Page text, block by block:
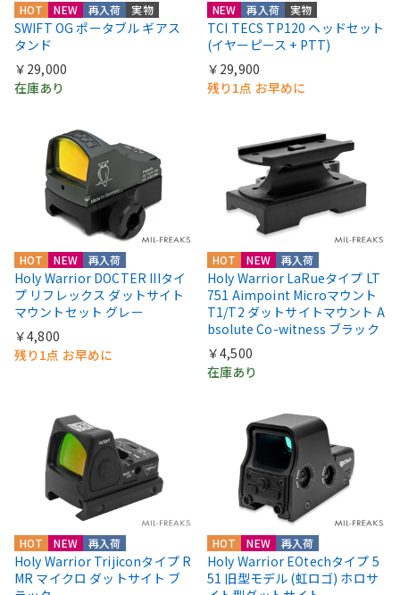
HOT NEW 再入荷 実物
SWIFT OG ポータブル ギアス
タンド
￥29,000
在庫あり
NEW 再入荷 実物
TCI TECS TP120 ヘッドセット
(イヤーピース + PTT)
￥29,900
残り1点 お早めに
HOT NEW 再入荷
Holy Warrior DOCTER IIIタイ
プ リフレックス ダットサイト
マウントセット グレー
￥4,800
残り1点 お早めに
HOT NEW 再入荷
Holy Warrior LaRueタイプ LT
751 Aimpoint Microマウント
T1/T2 ダットサイトマウント A
bsolute Co-witness ブラック
￥4,500
在庫あり
HOT NEW 再入荷
Holy Warrior Trijiconタイプ R
MR マイクロ ダットサイト ブ
HOT NEW 再入荷
Holy Warrior EOtechタイプ 5
51 旧型モデル (虹ロゴ) ホロサ